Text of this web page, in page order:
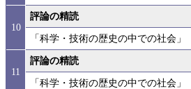
10
評論の精読
「科学・技術の歴史の中での社会
11
評論の精読
「科学・技術の歴史の中での社会